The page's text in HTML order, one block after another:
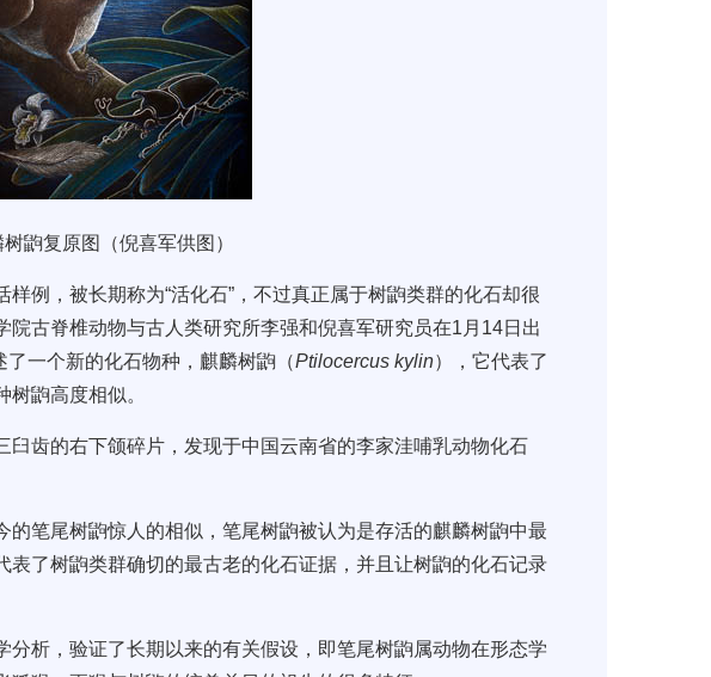
树鼩复原图（倪喜军供图）
例，被长期称为“活化石”，不过真正属于树鼩类群的化石却很
古脊椎动物与古人类研究所李强和倪喜军研究员在1 月 14日出
了一个新的化石物种，麒麟树鼩（Ptilocercus kylin），它代表了
鼩高度相似。
臼齿的右下颌碎片，发现于中国云南省的李家洼哺乳动物化石
笔尾树鼩惊人的相似，笔尾树鼩被认为是存活的麒麟树鼩中最
了树鼩类群确切的最古老的化石证据，并且让树鼩的化石记录
析，验证了长期以来的有关假设，即笔尾树鼩属动物在形态学